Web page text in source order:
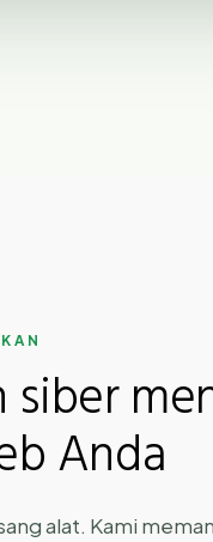
siber
Anda
alat. Kami